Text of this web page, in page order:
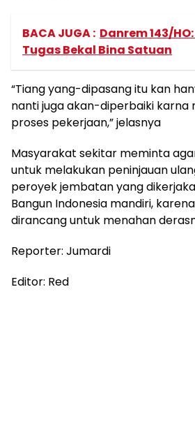
BACA JUGA : Danrem 143/
Tugas Bekal Bina Satuan
“Tiang yang-dipasang itu kan
nanti juga akan-diperbaiki karna
proses pekerjaan,” jelasnya
Masyarakat sekitar meminta
untuk melakukan peninjauan
peroyek jembatan yang
Bangun Indonesia mandiri,
dirancang untuk menahan
Reporter: Jumardi
Editor: Red